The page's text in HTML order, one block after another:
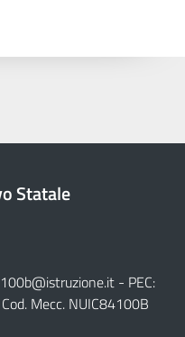
Statale
- PEC:
Mecc. NUIC84100B